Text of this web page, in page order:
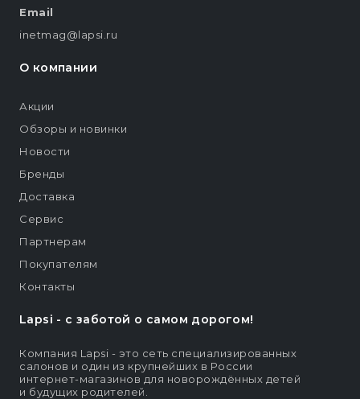
Lapsi - c заботой о самом дорогом!
Компания Lapsi - это сеть специализированных
салонов и один из крупнейших в России
интернет-магазинов для новорождённых детей
и будущих родителей.
Email
inetmag@lapsi.ru
О компании
Акции
Обзоры и новинки
Новости
Бренды
Доставка
Сервис
Партнерам
Покупателям
Контакты